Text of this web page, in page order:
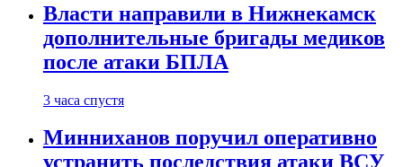
Власти направили в Нижнекамск
дополнительные бригады медиков
после атаки БПЛА
3 часа спустя
Минниханов поручил оперативно
устранить последствия атаки ВСУ